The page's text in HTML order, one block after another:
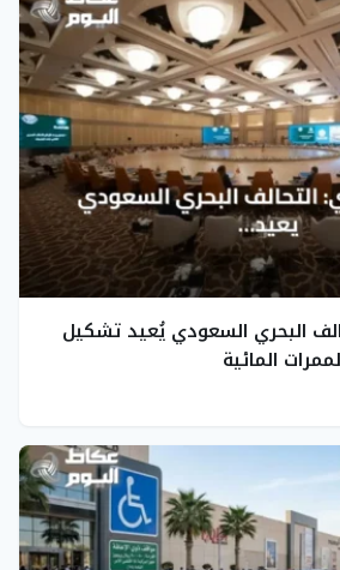
البحري السعودي يُعيد تشكيل
المائية